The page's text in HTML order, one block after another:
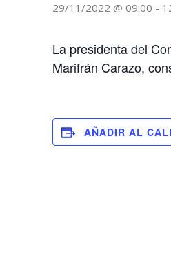
29/11/2022 @ 09:00 -
La presidenta del
Marifrán Carazo,
AÑADIR AL